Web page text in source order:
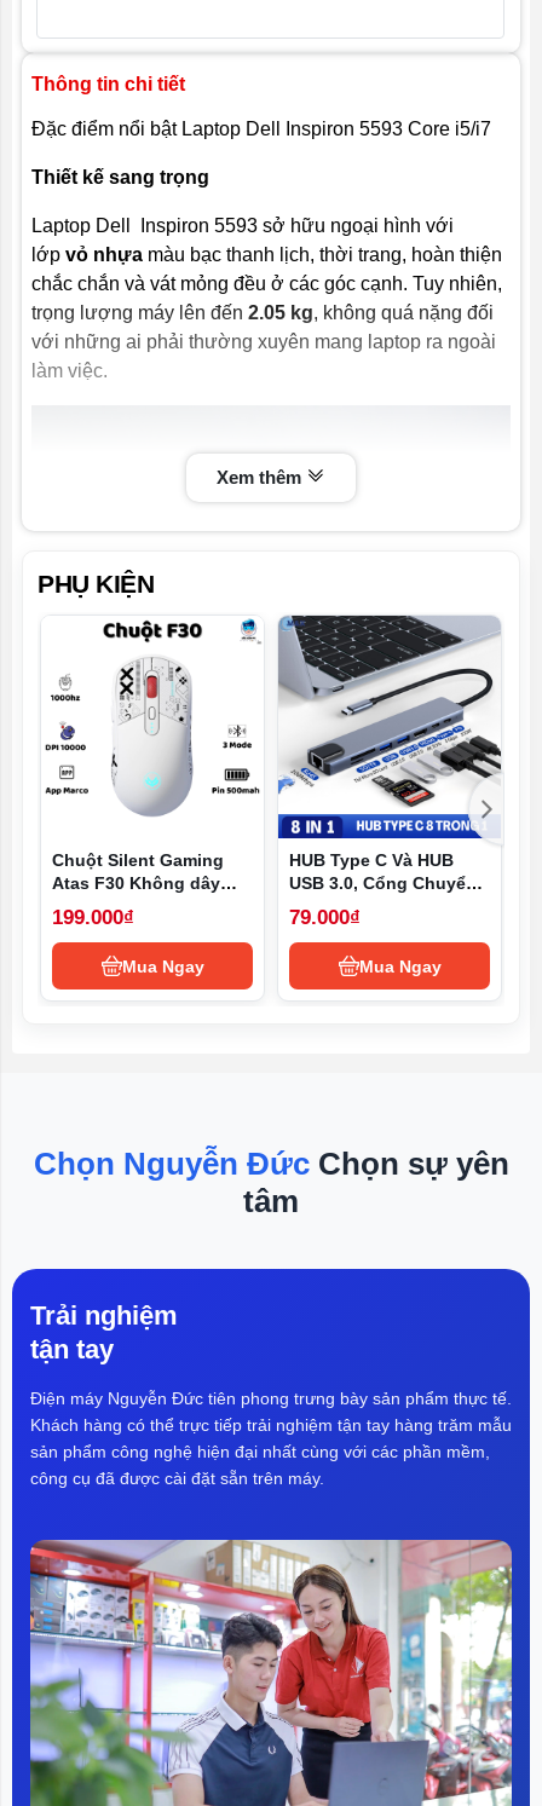
Thông tin chi tiết
Đặc điểm nổi bật Laptop Dell Inspiron 5593 Core i5/i7
Thiết kế sang trọng
Laptop Dell Inspiron 5593 sở hữu ngoại hình với
lớp vỏ nhựa màu bạc thanh lịch, thời trang, hoàn thiện
chắc chắn và vát mỏng đều ở các góc cạnh. Tuy nhiên,
trọng lượng máy lên đến 2.05 kg, không quá nặng đối
với những ai phải thường xuyên mang laptop ra ngoài
làm việc.
Màn hình lớn 15.6 inch, xem phim cực đã
Là một chiếc laptop dòng cao cấp, laptop Dell Inspiron
Khi bạn xem video, hình ảnh sống động như thế giới
thực, màu sắc phong phú và rực rỡ, cho bạn đắm chìm
vào những bộ phim yêu thích.
Xem thêm
PHỤ KIỆN
Chuột Silent Gaming
Atas F30 Không dây
Bluetooth - 3 MODE -
Sử dụng liên tục 50h -
Có app Marco
199.000₫
Mua Ngay
HUB Type C Và HUB
USB 3.0, Cổng Chuyển
Đổi HUB USB Type-C,
USB 3.0 to HDMI,USB
3.0, SD, TF,RJ45, PD
Type-C
79.000₫
Mua Ngay
Chọn Nguyễn Đức Chọn sự yên
tâm
Trải nghiệm
tận tay
Điện máy Nguyễn Đức tiên phong trưng bày sản phẩm thực tế.
Khách hàng có thể trực tiếp trải nghiệm tận tay hàng trăm mẫu
sản phẩm công nghệ hiện đại nhất cùng với các phần mềm,
công cụ đã được cài đặt sẵn trên máy.